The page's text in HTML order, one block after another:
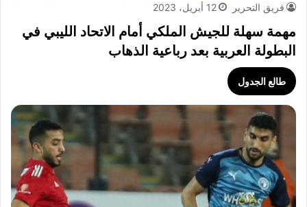
فريق التحرير 12 أبريل، 2023
مهمة سهلة للجيش الملكي أمام الاتحاد الليبي في
البطولة العربية بعد رباعية الذهاب
طالع الجدول